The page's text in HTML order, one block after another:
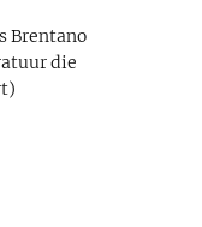
Brentano
die